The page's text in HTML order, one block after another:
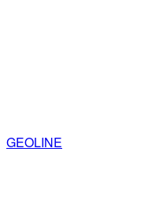
GEOLINE